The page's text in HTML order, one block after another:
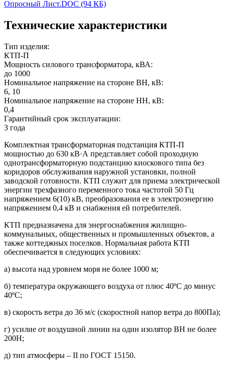
Опросный Лист.DOC (94 КБ)
Технические характеристики
Тип изделия:
КТП-П
Мощность силового трансформатора, кВА:
до 1000
Номинальное напряжение на стороне ВН, кВ:
6, 10
Номинальное напряжение на стороне НН, кВ:
0,4
Гарантийный срок эксплуатации:
3 года
Комплектная трансформаторная подстанция КТП-П
мощностью до 630 кВ·А представляет собой проходную
однотрансформаторную подстанцию киоскового типа без
коридоров обслуживания наружной установки, полной
заводской готовности. КТП служит для приема электрической
энергии трехфазного переменного тока частотой 50 Гц
напряжением 6(10) кВ, преобразования ее в электроэнергию
напряжением 0,4 кВ и снабжения ей потребителей.
КТП предназначена для энергоснабжения жилищно-
коммунальных, общественных и промышленных объектов, а
также коттеджных поселков. Нормальная работа КТП
обеспечивается в следующих условиях:
а) высота над уровнем моря не более 1000 м;
б) температура окружающего воздуха от плюс 40ºС до минус
40ºС;
в) скорость ветра до 36 м/с (скоростной напор ветра до 800Па);
г) усилие от воздушной линии на один изолятор ВН не более
200H;
д) тип атмосферы – II по ГОСТ 15150.